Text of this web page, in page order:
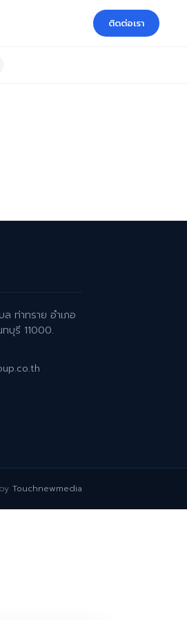
ติดต่อเรา
ท่าทราย อำเภอ
บุรี 11000.
Touchnewmedia